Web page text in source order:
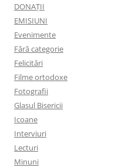
DONAȚII
EMISIUNI
Evenimente
Fără categorie
Felicitări
Filme ortodoxe
Fotografii
Glasul Bisericii
Icoane
Interviuri
Lecturi
Minuni